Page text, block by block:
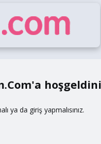
ya da giriş yapmalısınız.